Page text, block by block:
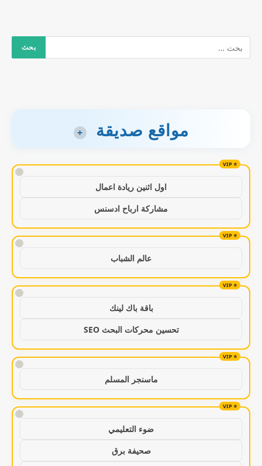
مواقع صديقة +
!
اول اثنين ريادة اعمال
مشاركة ارباح ادسنس
!
عالم الشباب
!
باقة باك لينك
تحسين محركات البحث SEO
!
ماسنجر المسلم
!
ضوء التعليمي
صحيفة برق